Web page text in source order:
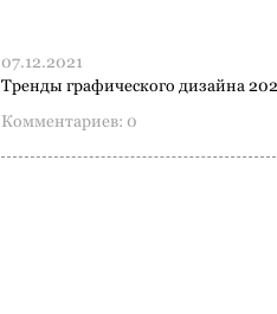
07.12.2021
Тренды графического дизайна
Комментариев: 0